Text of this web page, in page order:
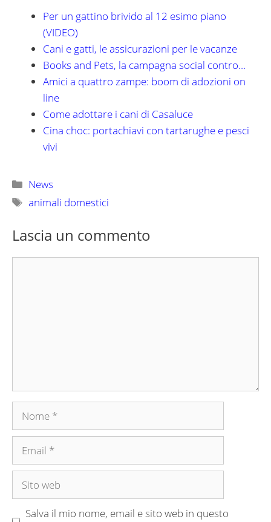
Per un gattino brivido al 12 esimo piano
(VIDEO)
Cani e gatti, le assicurazioni per le vacanze
Books and Pets, la campagna social contro…
Amici a quattro zampe: boom di adozioni on
line
Come adottare i cani di Casaluce
Cina choc: portachiavi con tartarughe e pesci
vivi
Categorie
News
Tag
animali domestici
Lascia un commento
Nome
Email
Sito
Salva il mio nome, email e sito web in questo